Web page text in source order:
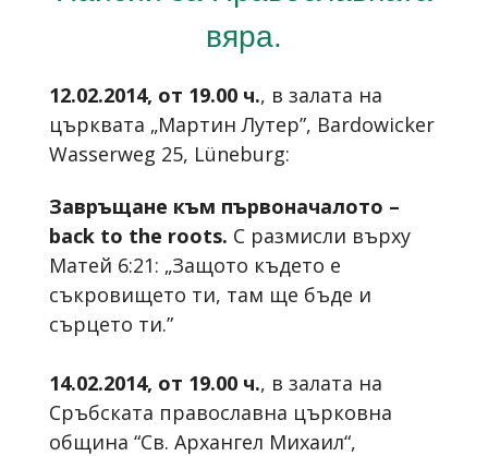
вяра.
12.02.2014, от 19.00 ч., в залата на
църквата „Мартин Лутер”, Bardowicker
Wasserweg 25, Lüneburg:
Завръщане към първоначалото –
back to the roots. С размисли върху
Матей 6:21: „Защото където е
съкровището ти, там ще бъде и
сърцето ти.”
14.02.2014, от 19.00 ч., в залата на
Сръбската православна църковна
община “Св. Архангел Михаил“,